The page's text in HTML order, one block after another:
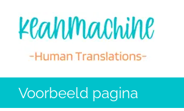
inhoud
Voorbeeld pagina